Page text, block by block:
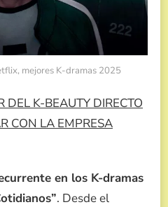
mejores K-dramas 2025
DEL K-BEAUTY DIRECTO
CON LA EMPRESA
en los K-dramas
. Desde el